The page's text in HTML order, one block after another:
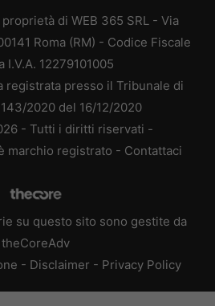
di WEB 365 SRL - Via
Roma (RM) - Codice Fiscale
I.V.A. 12279101005
registrata presso il Tribunale di
2020 del 16/12/2020
- Tutti i diritti riservati -
marchio registrato - Contattaci
su questo sito sono gestite da
theCoreAdv
- Disclaimer - Privacy Policy